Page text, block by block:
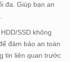
đa. Giúp bạn an
SSD không
đảm bảo an toàn
tin liên quan trước